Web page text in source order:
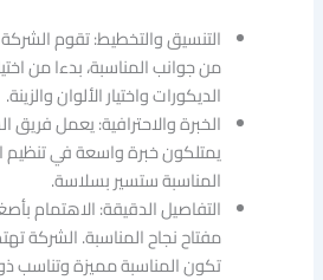
التنسيق والتخطيط: تقوم
من جوانب المناسبة، بدءا من
الديكورات واختيار الألوان والزينة.
الخبرة والاحترافية: يعمل
يمتلكون خبرة واسعة في
المناسبة ستسير بسلاسة.
التفاصيل الدقيقة: الاهتمام
مفتاح نجاح المناسبة. الشركة
تكون المناسبة مميزة وتناسب